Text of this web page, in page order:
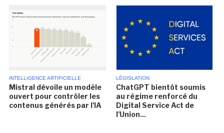
INTELLIGENCE ARTIFICIELLE
Mistral dévoile un modèle
ouvert pour contrôler les
contenus générés par l'IA
LÉGISLATION
ChatGPT bientôt soumis
au régime renforcé du
Digital Service Act de
l'Union...